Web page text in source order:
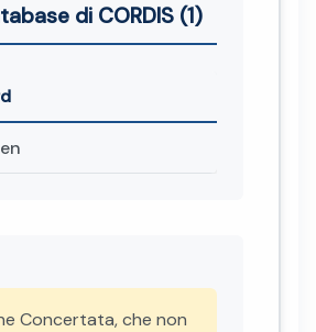
di CORDIS (1)
Concertata, che non